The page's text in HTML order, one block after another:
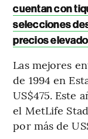
cuentan con
selecciones
precios
Las mejores
de 1994 en
US$475. Este
el MetLife
por más de